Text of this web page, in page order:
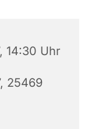
14:30 Uhr
25469